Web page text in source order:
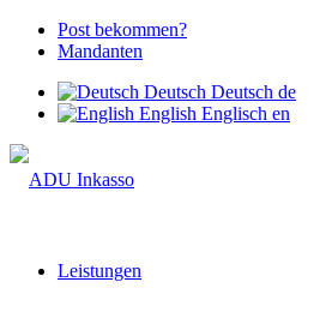
Post bekommen?
Mandanten
Deutsch Deutsch de
English Englisch en
Leistungen